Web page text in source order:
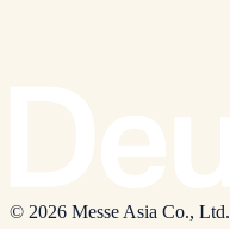
© 2026 Messe Asia Co., Ltd.